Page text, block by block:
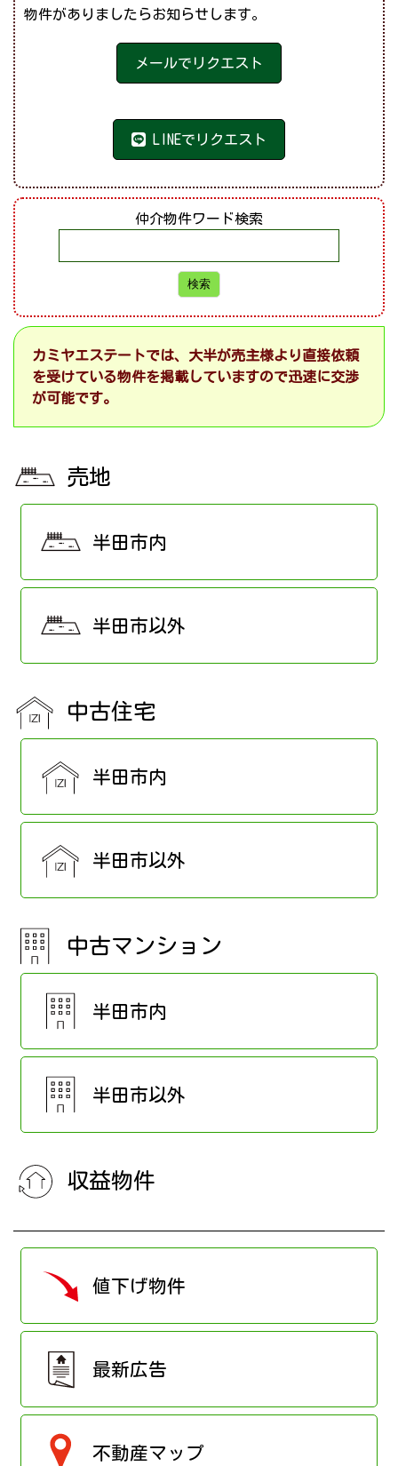
物件がありましたらお知らせします。
メールでリクエスト
LINEでリクエスト
仲介物件ワード検索
カミヤエステートでは、大半が売主様より直接依頼
を受けている物件を掲載していますので迅速に交渉
が可能です。
売地
半田市内
半田市以外
中古住宅
半田市内
半田市以外
中古マンション
半田市内
半田市以外
収益物件
値下げ物件
最新広告
不動産マップ